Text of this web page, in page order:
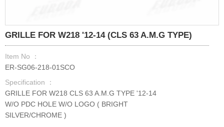
GRILLE FOR W218 '12-14 (CLS 63 A.M.G TYPE)
Item No ：
ER-SG06-218-01SCO
Specification ：
GRILLE FOR W218 CLS 63 A.M.G TYPE '12-14
W/O PDC HOLE W/O LOGO ( BRIGHT
SILVER/CHROME )